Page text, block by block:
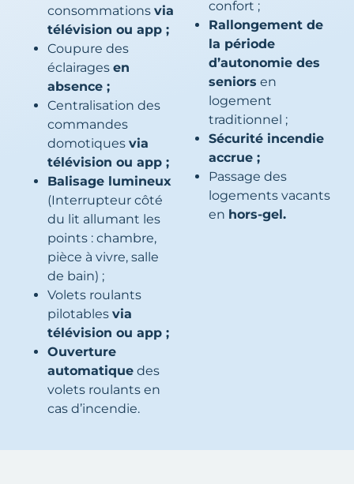
consommations via
télévision ou app ;
Coupure des
éclairages en
absence ;
Centralisation des
commandes
domotiques via
télévision ou app ;
Balisage lumineux
(Interrupteur côté
du lit allumant les
points : chambre,
pièce à vivre, salle
de bain) ;
Volets roulants
pilotables via
télévision ou app ;
Ouverture
automatique des
volets roulants en
cas d’incendie.
confort ;
Rallongement de
la période
d’autonomie des
seniors en
logement
traditionnel ;
Sécurité incendie
accrue ;
Passage des
logements vacants
en hors-gel.